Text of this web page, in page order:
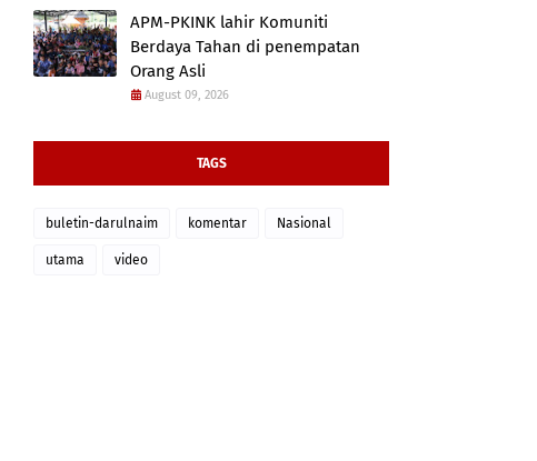
APM-PKINK lahir Komuniti
Berdaya Tahan di penempatan
Orang Asli
August 09, 2026
TAGS
buletin-darulnaim komentar Nasional
utama video